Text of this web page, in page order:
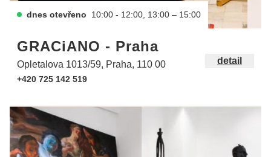
dnes otevřeno 10:00 - 12:00, 13:00 – 15:00
GRACiANO - Praha
Opletalova 1013/59, Praha, 110 00
+420 725 142 519
detail